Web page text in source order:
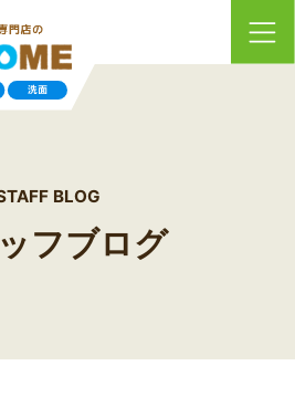
BLOG
フブログ